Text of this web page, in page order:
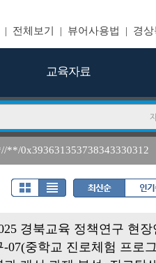
| 전체보기 | 뷰어사용법 | 경
교육자료
0x393631353738343330312
용한 자유 학기 10 진로 11
정착 방안 2020 년 강구
경북교육 정책연구 현장
-07(중학교 진로체험 프로